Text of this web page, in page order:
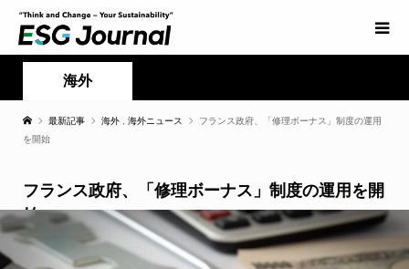
海外
最新記事 海外 海外ニュース
フランス政府、「修理ボーナス」制度の運用
を開始
フランス政府、「修理ボーナス」制度の運用を開
始